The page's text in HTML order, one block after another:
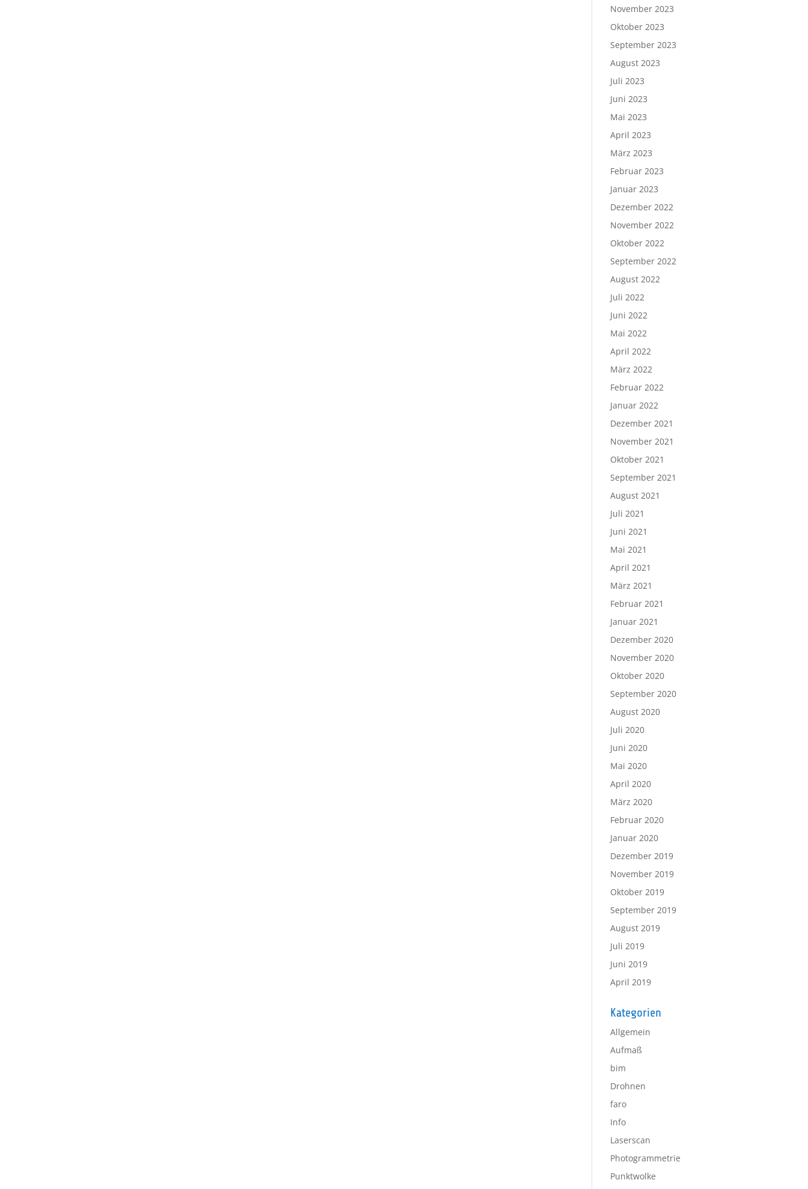
November 2023
Oktober 2023
September 2023
August 2023
Juli 2023
Juni 2023
Mai 2023
April 2023
März 2023
Februar 2023
Januar 2023
Dezember 2022
November 2022
Oktober 2022
September 2022
August 2022
Juli 2022
Juni 2022
Mai 2022
April 2022
März 2022
Februar 2022
Januar 2022
Dezember 2021
November 2021
Oktober 2021
September 2021
August 2021
Juli 2021
Juni 2021
Mai 2021
April 2021
März 2021
Februar 2021
Januar 2021
Dezember 2020
November 2020
Oktober 2020
September 2020
August 2020
Juli 2020
Juni 2020
Mai 2020
April 2020
März 2020
Februar 2020
Januar 2020
Dezember 2019
November 2019
Oktober 2019
September 2019
August 2019
Juli 2019
Juni 2019
April 2019
Kategorien
Allgemein
Aufmaß
bim
Drohnen
faro
Info
Laserscan
Photogrammetrie
Punktwolke